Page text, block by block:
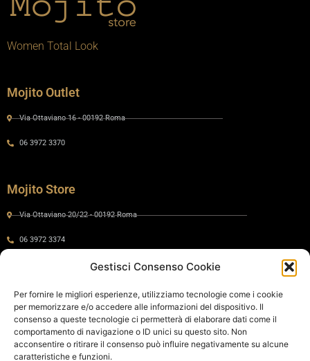
Gestisci Consenso Cookie
Per fornire le migliori esperienze, utilizziamo tecnologie come i cookie
per memorizzare e/o accedere alle informazioni del dispositivo. Il
consenso a queste tecnologie ci permetterà di elaborare dati come il
comportamento di navigazione o ID unici su questo sito. Non
acconsentire o ritirare il consenso può influire negativamente su alcune
caratteristiche e funzioni.
Women Total Look
Mojito Outlet
Via Ottaviano 16 - 00192 Roma
06 3972 3370
Mojito Store
Via Ottaviano 20/22 - 00192 Roma
06 3972 3374
Via Ottaviano 24 - 00192 Roma
06 575 8821